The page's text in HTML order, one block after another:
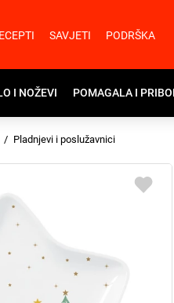
SAVJETI PODRŠKA
I NOŽEVI POMAGALA I
Pladnjevi i poslužavnici